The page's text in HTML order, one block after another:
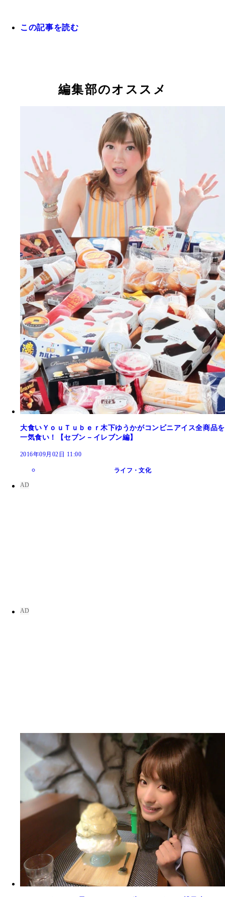
ワッフルコーン 北海道ミルクバニラ １９４円
この記事を読む
編集部のオススメ
大食いＹｏｕＴｕｂｅｒ木下ゆうかがコンビニアイス全商品を
一気食い！【セブン－イレブン編】
2016年09月02日 11:00
ライフ・文化